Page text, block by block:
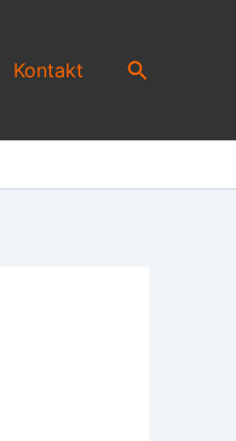
Kontakt Suchen